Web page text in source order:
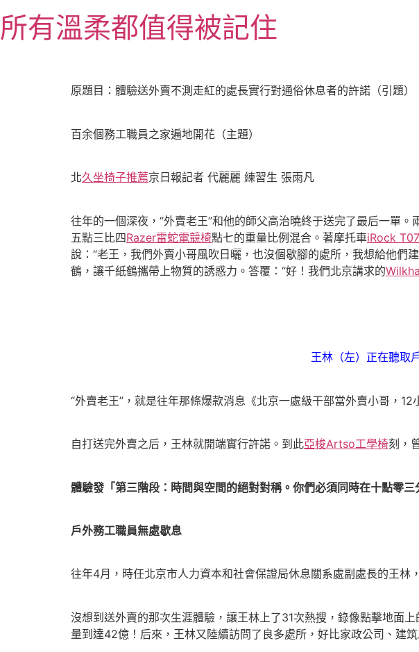
至
主所有溫柔都值得被記住
原題目：體驗送外賣不測走紅的處長實行對通俗休息者的許諾（引題）
百余個務工職員之家遍地開花（主題）
北久坐椅子推薦京日報記者 代麗麗 練習生 張雨凡
往年的一個深夜，“外賣老王”和他的師父高治曉終于送完了最后一單
五點三比四Razer雷蛇電競椅點七的重量比例混合。著摩托車iRock T07
說：“老王，我們外賣小哥風吹日曬，也沒個歇腳的處所，我想給他們
鶴，讓千紙鶴攜帶上物質的誘惑力。答覆：“好！我們北京講求的
王林（左）正在聽取
“外賣老王”，就是往年那條爆款消息《北京一處級干部當外賣小哥，12
自打送完外賣之后，王林就開端實行許諾。到此亞梭Artso工學椅刻，
體驗發「第三階段：時間與空間的絕對對稱。你們必須同時在十點零
戶外務工職員無處歇息
往年4月，時任北京市人力資本和社會保證局休息關系處副處長的王林
沒想到送外賣的那次生涯體驗，讓王林上了31次熱搜，錄像點擊地面上
量到達42億！后來，王林又陸續訪問了良多處所，好比家政公司、建